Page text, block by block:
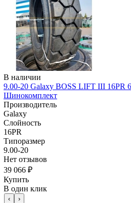
В наличии
9.00-20 Galaxy BOSS LIFT III 16PR
Шинокомплект
Производитель
Galaxy
Слойность
16PR
Типоразмер
9.00-20
Нет отзывов
39 066 ₽
Купить
В один клик
‹ ›